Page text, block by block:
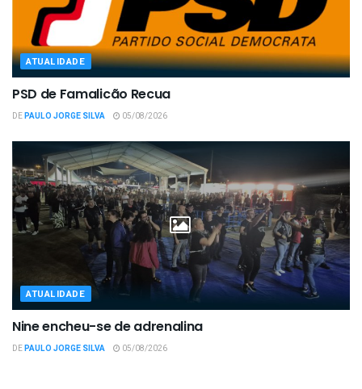
ATUALIDADE
PSD de Famalicão Recua
DEPAULO JORGE SILVA 05/08/2026
ATUALIDADE
Nine encheu-se de adrenalina
DEPAULO JORGE SILVA 05/08/2026